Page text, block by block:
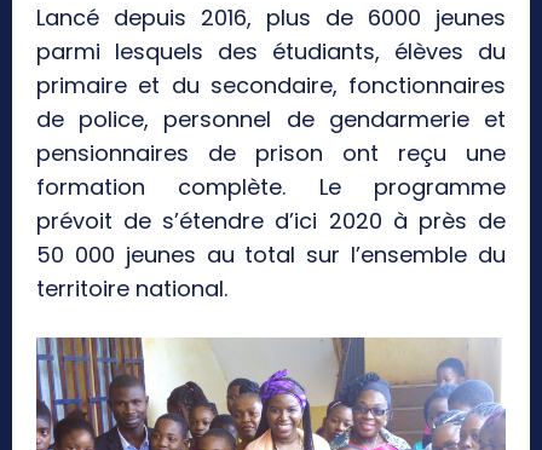
Lancé depuis 2016, plus de 6000 jeunes
parmi lesquels des étudiants, élèves du
primaire et du secondaire, fonctionnaires
de police, personnel de gendarmerie et
pensionnaires de prison ont reçu une
formation complète. Le programme
prévoit de s’étendre d’ici 2020 à près de
50 000 jeunes au total sur l’ensemble du
territoire national.